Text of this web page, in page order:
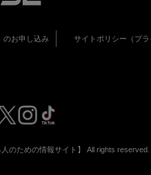
のお申し込み サイトポリシー（プラ
のための情報サイト】 All rights reserved.